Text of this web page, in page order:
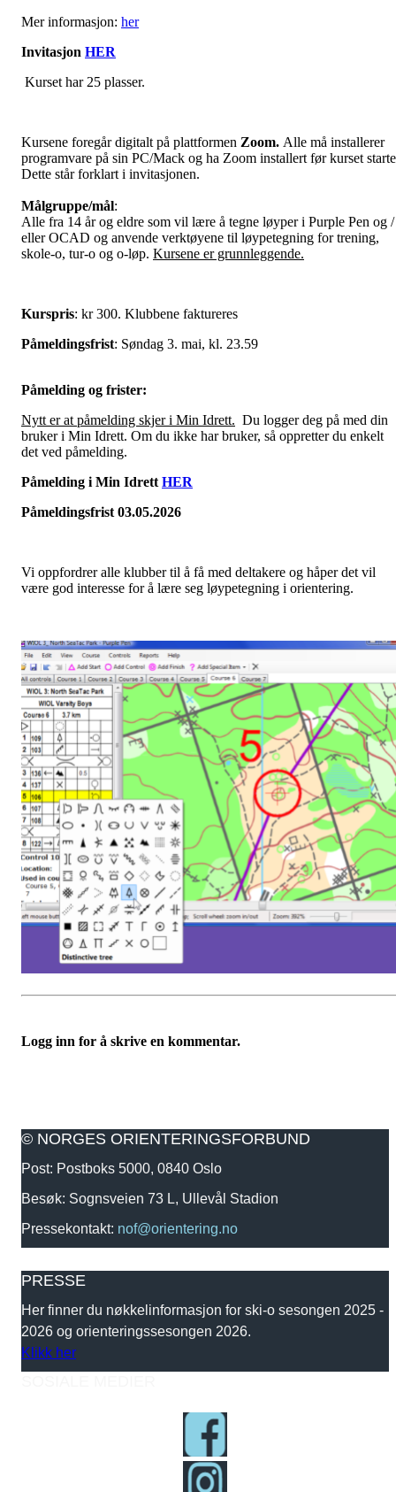
Mer informasjon: her
Invitasjon HER
Kurset har 25 plasser.
Kursene foregår digitalt på plattformen Zoom. Alle må installerer
programvare på sin PC/Mack og ha Zoom installert før kurset
Dette står forklart i invitasjonen.
Målgruppe/mål:
Alle fra 14 år og eldre som vil lære å tegne løyper i Purple Pen og /
eller OCAD og anvende verktøyene til løypetegning for trening,
skole-o, tur-o og o-løp. Kursene er grunnleggende.
Kurspris: kr 300. Klubbene faktureres
Påmeldingsfrist: Søndag 3. mai, kl. 23.59
Påmelding og frister:
Nytt er at påmelding skjer i Min Idrett. Du logger deg på med din
bruker i Min Idrett. Om du ikke har bruker, så oppretter du enkelt
det ved påmelding.
Påmelding i Min Idrett HER
Påmeldingsfrist 03.05.2026
Vi oppfordrer alle klubber til å få med deltakere og håper det vil
være god interesse for å lære seg løypetegning i orientering.
Logg inn for å skrive en kommentar.
© NORGES ORIENTERINGSFORBUND
Post: Postboks 5000, 0840 Oslo
Besøk: Sognsveien 73 L, Ullevål Stadion
Pressekontakt: nof@orientering.no
PRESSE
Her finner du nøkkelinformasjon for ski-o sesongen 2025 -
2026 og orienteringssesongen 2026.
Klikk her